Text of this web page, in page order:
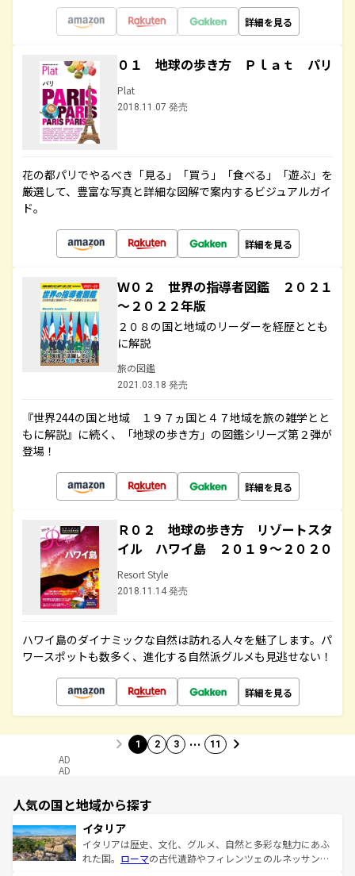
詳細を見る
０１ 地球の歩き方 Ｐｌａｔ パリ
Plat
2018.11.07 発売
花の都パリでやるべき「見る」「買う」「食べる」「遊ぶ」を
厳選して、豊富な写真と詳細な図解で案内するビジュアルガイ
ド。
詳細を見る
Ｗ０２ 世界の指導者図鑑 ２０２１
～２０２２年版
２０８の国と地域のリーダーを経歴ととも
に解説
旅の図鑑
2021.03.18 発売
『世界244の国と地域 １９７ヵ国と４７地域を旅の雑学とと
もに解説』に続く、「地球の歩き方」の図鑑シリーズ第２弾が
登場！
詳細を見る
Ｒ０２ 地球の歩き方 リゾートスタ
イル ハワイ島 ２０１９～２０２０
Resort Style
2018.11.14 発売
ハワイ島のダイナミックな自然は訪れる人々を魅了します。パ
ワースポットも数多く、進化する自然派グルメも見逃せない！
詳細を見る
1 2 3 … 11
AD
AD
人気の国と地域から探す
イタリア
イタリアは歴史、文化、グルメ、自然と多彩な魅力にあふ
れた国。 ローマの古代遺跡やフィレンツェのルネッサンス